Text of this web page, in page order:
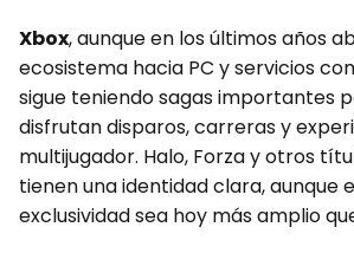
Xbox, aunque en los últimos años
ecosistema hacia PC y servicios
sigue teniendo sagas importantes
disfrutan disparos, carreras y
multijugador. Halo, Forza y otros
tienen una identidad clara, aunque
exclusividad sea hoy más amplio